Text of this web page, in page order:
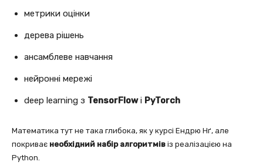
метрики оцінки
дерева рішень
ансамблеве навчання
нейронні мережі
deep learning з TensorFlowі PyTorch
Математика тут не така глибока, як у курсі Ендрю Нґ, але
покриває необхідний набір алгоритмів із реалізацією на
Python.